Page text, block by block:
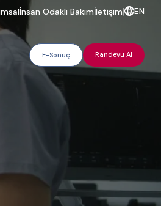
İnsan Odaklı Bakımİletişim| EN
E-Sonuç Randevu Al